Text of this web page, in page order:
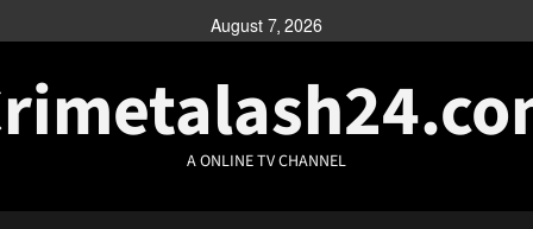
August 7, 2026
A ONLINE TV CHANNEL